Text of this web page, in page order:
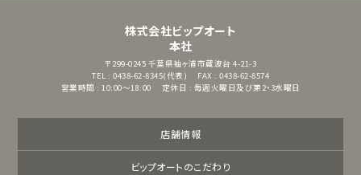
株式会社ビップオート
本社
〒299-0245 千葉県袖ヶ浦市蔵波台 4-21-3
TEL : 0438-62-8345(代表)
FAX : 0438-62-8574
営業時間 : 10:00～18:00
定休日 : 毎週火曜日及び第2・3水曜日
店舗情報
ビップオートのこだわり